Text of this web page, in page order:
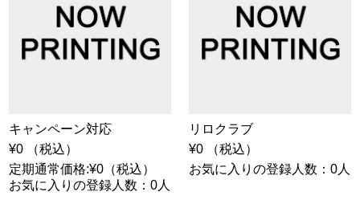
キャンペーン対応
¥0 （税込）
定期通常価格:¥0（税込）
お気に入りの登録人数：0人
リロクラブ
¥0 （税込）
お気に入りの登録人数：0人